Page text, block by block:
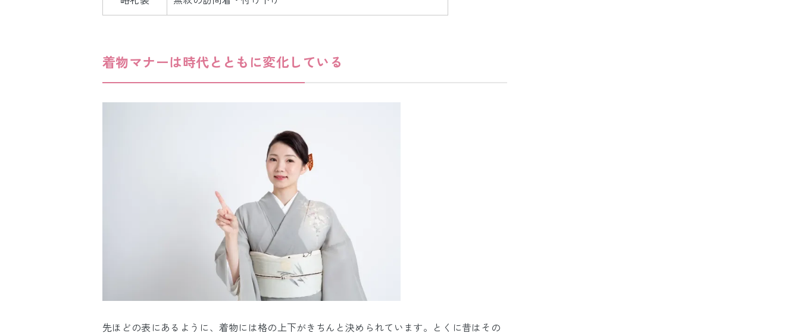
着物マナーは時代とともに変化している
先ほどの表にあるように、着物には格の上下がきちんと決められています。とくに昔はその